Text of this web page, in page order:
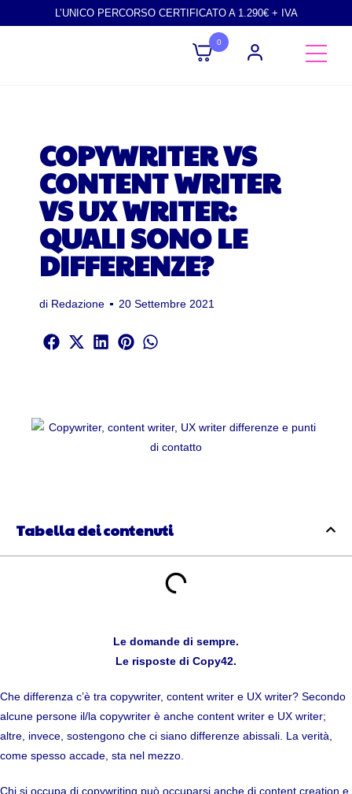
L’UNICO PERCORSO CERTIFICATO A 1.290€ + IVA
0
COPYWRITER VS
CONTENT WRITER
VS UX WRITER:
QUALI SONO LE
DIFFERENZE?
di Redazione 20 Settembre 2021
Tabella dei contenuti
Le domande di sempre.
Le risposte di Copy42.
Che differenza c’è tra copywriter, content writer e UX writer? Secondo
alcune persone il/la copywriter è anche content writer e UX writer;
altre, invece, sostengono che ci siano differenze abissali. La verità,
come spesso accade, sta nel mezzo.
Chi si occupa di copywriting può occuparsi anche di content creation e